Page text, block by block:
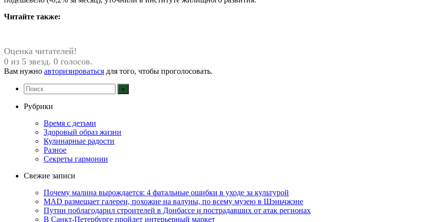
Читайте также:
Оценка читателей!
0 из 5 звезд. 0 голосов.
Вам нужно авторизироваться для того, чтобы проголосовать.
Рубрики
Время с детьми
Здоровый образ жизни
Кулинарные радости
Разное
Секреты гармонии
Свежие записи
Почему малина вырождается: 4 фатальные ошибки в уходе за культурой
MAD размещает галереи, похожие на валуны, по всему музею в Шэньчжэне
Путин поблагодарил строителей в Донбассе и пострадавших от атак регионах
В Санкт-Петербурге пройдет интерьерный маркет